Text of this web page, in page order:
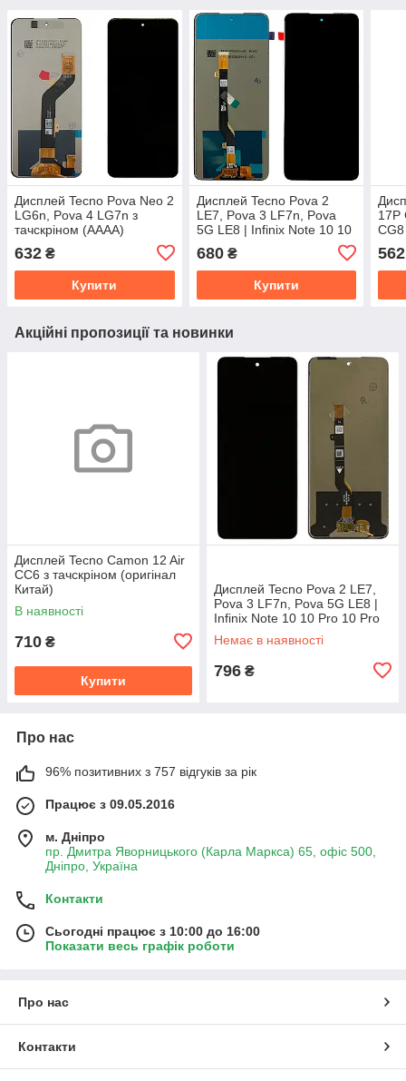
Дисплей Tecno Pova Neo 2
LG6n, Pova 4 LG7n з
тачскріном (AAAA)
632 ₴
Купити
Дисплей Tecno Pova 2
LE7, Pova 3 LF7n, Pova
5G LE8 | Infinix Note 10 10
Pro 10 Pro NFC, Note 11
Pro 11s з тачскріном
(AAAA)
680₴
Купити
17P
562
Акційні пропозиції та новинки
Дисплей Tecno Camon 12 Air
CC6 з тачскріном (оригінал
Китай)
В наявності
710 ₴
Купити
Дисплей Tecno Pova 2 LE7,
Pova 3 LF7n, Pova 5G LE8 |
Infinix Note 10 10 Pro 10 Pro
NFC, Note 11 Pro 11s з
тачскріном (оригінал
Немає в наявності
796 ₴
Про нас
96% позитивних з 757 відгуків за рік
Працює з 09.05.2016
м. Дніпро
пр. Дмитра Яворницького (Карла Маркса) 65, офіс 500,
Дніпро, Україна
Контакти
Сьогодні працює з 10:00 до 16:00
Показати весь графік роботи
Про нас
Контакти